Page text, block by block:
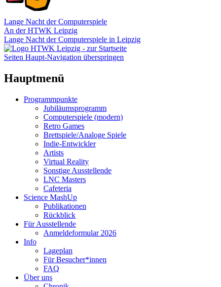
Lange Nacht der Computerspiele
An der HTWK Leipzig
Lange Nacht der Computerspiele in Leipzig
Seiten Haupt-Navigation überspringen
Hauptmenü
Programmpunkte
Jubiläumsprogramm
Computerspiele (modern)
Retro Games
Brettspiele/Analoge Spiele
Indie-Entwickler
Artists
Virtual Reality
Sonstige Ausstellende
LNC Masters
Cafeteria
Science MashUp
Publikationen
Rückblick
Für Ausstellende
Anmeldeformular 2026
Info
Lageplan
Für Besucher*innen
FAQ
Über uns